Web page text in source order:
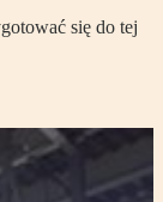
się do tej